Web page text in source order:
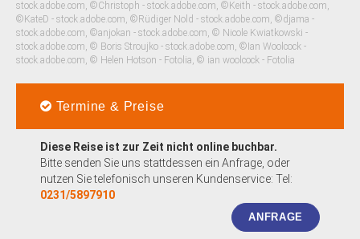
stock.adobe.com, ©Christoph - stock.adobe.com, ©Keith - stock.adobe.com,
©KateD - stock.adobe.com, ©Rüdiger Nold - stock.adobe.com, ©djama -
stock.adobe.com, ©anjokan - stock.adobe.com, © Nicole Kwiatkowski -
stock.adobe.com, © Boris Stroujko - stock.adobe.com, ©Ian Woolcock -
stock.adobe.com, © Helen Hotson - Fotolia, © ian woolcock - Fotolia
Termine & Preise
Diese Reise ist zur Zeit nicht online buchbar.
Bitte senden Sie uns stattdessen ein Anfrage, oder
nutzen Sie telefonisch unseren Kundenservice: Tel:
0231/5897910
ANFRAGE